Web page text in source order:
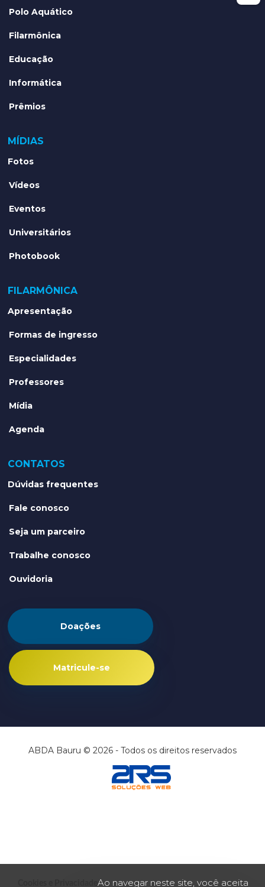
Polo Aquático
Filarmônica
Educação
Informática
Prêmios
MÍDIAS
Fotos
Vídeos
Eventos
Universitários
Photobook
FILARMÔNICA
Apresentação
Formas de ingresso
Especialidades
Professores
Mídia
Agenda
CONTATOS
Dúvidas frequentes
Fale conosco
Seja um parceiro
Trabalhe conosco
Ouvidoria
Doações
Matricule-se
ABDA Bauru © 2026 - Todos os direitos reservados
Ao navegar neste site, você aceita